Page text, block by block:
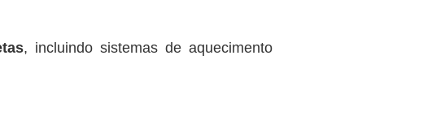
, incluindo sistemas de aquecimento